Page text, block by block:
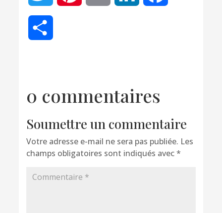
0 commentaires
Soumettre un commentaire
Votre adresse e-mail ne sera pas publiée. Les
champs obligatoires sont indiqués avec*